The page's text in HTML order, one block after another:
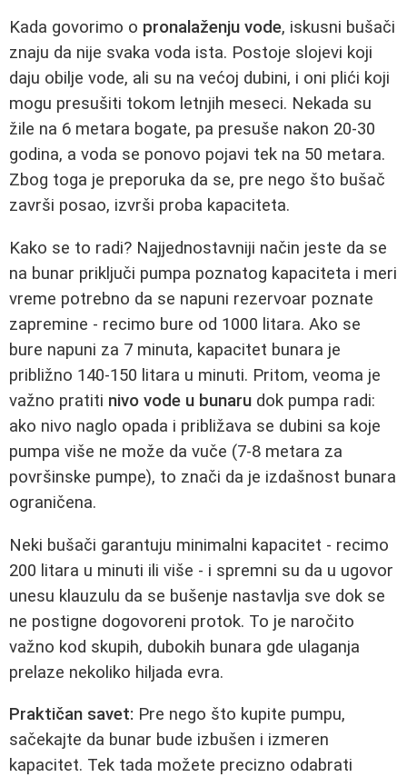
Kada govorimo o pronalaženju vode, iskusni bušači
znaju da nije svaka voda ista. Postoje slojevi koji
daju obilje vode, ali su na većoj dubini, i oni plići koji
mogu presušiti tokom letnjih meseci. Nekada su
žile na 6 metara bogate, pa presuše nakon 20-30
godina, a voda se ponovo pojavi tek na 50 metara.
Zbog toga je preporuka da se, pre nego što bušač
završi posao, izvrši proba kapaciteta.
Kako se to radi? Najjednostavniji način jeste da se
na bunar priključi pumpa poznatog kapaciteta i meri
vreme potrebno da se napuni rezervoar poznate
zapremine - recimo bure od 1000 litara. Ako se
bure napuni za 7 minuta, kapacitet bunara je
približno 140-150 litara u minuti. Pritom, veoma je
važno pratiti nivo vode u bunaru dok pumpa radi:
ako nivo naglo opada i približava se dubini sa koje
pumpa više ne može da vuče (7-8 metara za
površinske pumpe), to znači da je izdašnost bunara
ograničena.
Neki bušači garantuju minimalni kapacitet - recimo
200 litara u minuti ili više - i spremni su da u ugovor
unesu klauzulu da se bušenje nastavlja sve dok se
ne postigne dogovoreni protok. To je naročito
važno kod skupih, dubokih bunara gde ulaganja
prelaze nekoliko hiljada evra.
Praktičan savet: Pre nego što kupite pumpu,
sačekajte da bunar bude izbušen i izmeren
kapacitet. Tek tada možete precizno odabrati